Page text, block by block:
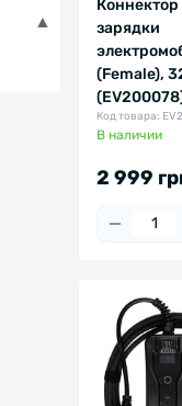
зарядки
(Female),
Код товара:
В наличии
2 999